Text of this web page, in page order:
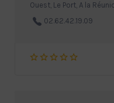
Ouest, Le Port, A la
02.62.42.19.09